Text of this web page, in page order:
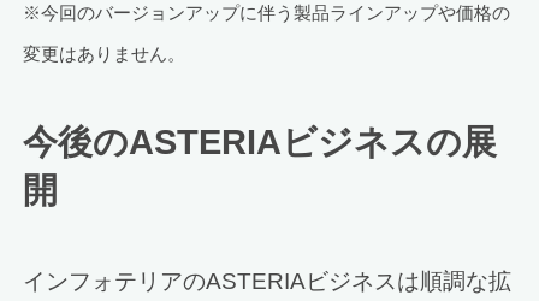
※今回のバージョンアップに伴う製品ラインアップや価格の
変更はありません。
今後のASTERIAビジネスの展
開
インフォテリアのASTERIAビジネスは順調な拡